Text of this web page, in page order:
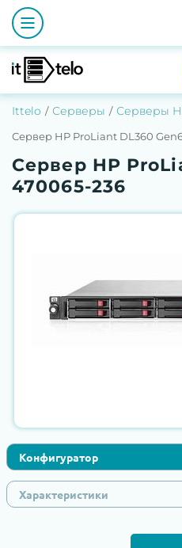
Ittelo Серверы Серверы
Сервер HP ProLiant DL360
Сервер HP
470065-236
Конфигуратор
Характеристики